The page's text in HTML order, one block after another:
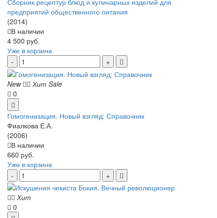
Сборник рецептур блюд и кулинарных изделий для
предприятий общественного питания
(2014)
В наличии
4 500 руб.
Уже в корзине
New Хит Sale
0
Гомогенизация. Новый взгляд: Справочник
Фиалкова Е.А.
(2006)
В наличии
660 руб.
Уже в корзине
Хит
0